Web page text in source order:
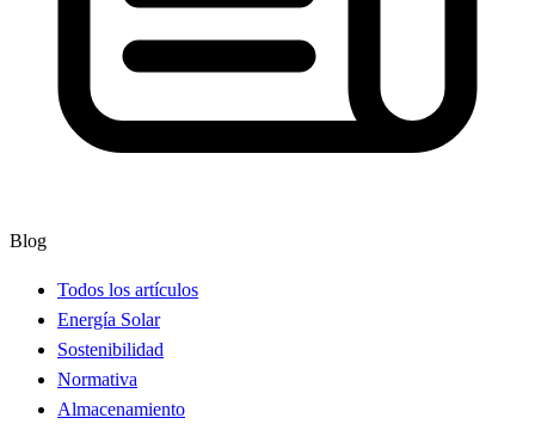
Blog
Todos los artículos
Energía Solar
Sostenibilidad
Normativa
Almacenamiento